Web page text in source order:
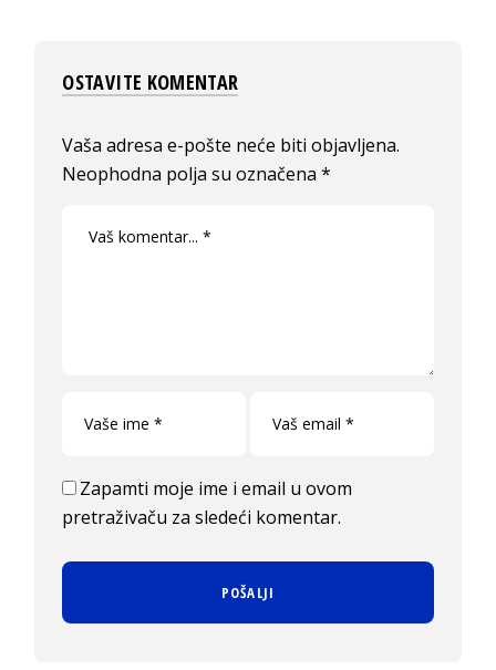
OSTAVITE KOMENTAR
Vaša adresa e-pošte neće biti objavljena.
Neophodna polja su označena*
Zapamti moje ime i email u ovom
pretraživaču za sledeći komentar.